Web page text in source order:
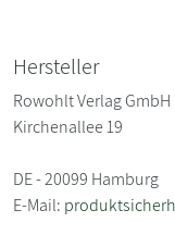
Hersteller
Rowohlt Verlag GmbH
Kirchenallee 19
DE - 20099 Hamburg
E-Mail: